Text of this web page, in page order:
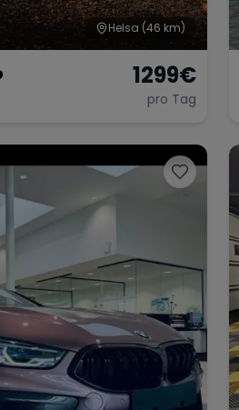
Helsa (46 km)
1299€
pro Tag